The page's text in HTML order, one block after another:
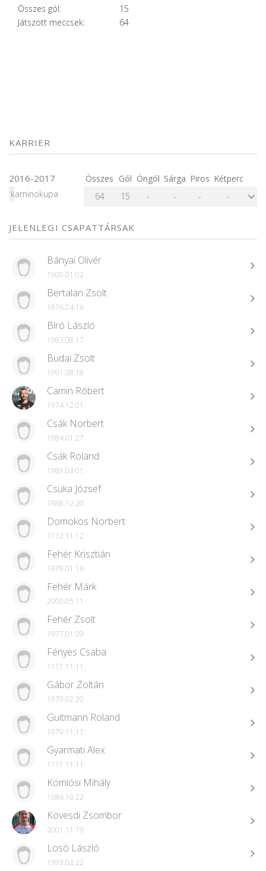
Összes gól:
15
Játszott meccsek:
64
KARRIER
2016-2017 Összes Gól Öngól Sárga Piros Kétperc
kaminokupa
64 15 - - - -
JELENLEGI CSAPATTÁRSAK
Bányai Olivér
1900.01.02
Bertalan Zsolt
1976.04.16
Bíró László
1983.08.17
Budai Zsolt
1991.08.18
Camin Róbert
1974.12.01
Csák Norbert
1984.01.27
Csák Roland
1989.03.01
Csuka József
1988.12.20
Domokos Norbert
1112.11.12
Fehér Krisztián
1979.01.16
Fehér Márk
2000.05.11
Fehér Zsolt
1977.01.09
Fényes Csaba
1111.11.11
Gábor Zoltán
1979.02.20
Guitmann Roland
1979.11.11
Gyarmati Alex
1111.11.11
Komlósi Mihály
1986.10.22
Kövesdi Zsombor
2001.11.19
Losó László
1993.02.22